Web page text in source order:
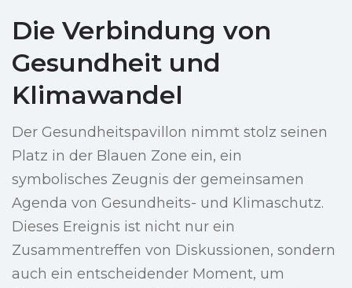
Die Verbindung von
Gesundheit und
Klimawandel
Der Gesundheitspavillon nimmt stolz seinen
Platz in der Blauen Zone ein, ein
symbolisches Zeugnis der gemeinsamen
Agenda von Gesundheits- und Klimaschutz.
Dieses Ereignis ist nicht nur ein
Zusammentreffen von Diskussionen, sondern
auch ein entscheidender Moment, um